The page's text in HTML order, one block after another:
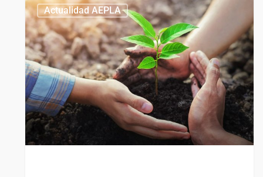
Actualidad AEPLA
0